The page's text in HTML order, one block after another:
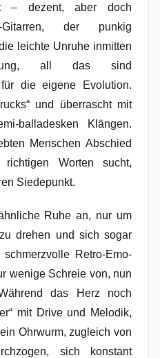
– dezent, aber doch
der punkig
leichte Unruhe inmitten
all das sind
die eigene Evolution.
und überrascht mit
balladesken Klängen.
Menschen Abschied
Worten sucht,
Siedepunkt.
Ruhe an, nur um
drehen und sich sogar
Retro-Emo-
wenige Schreie von, nun
das Herz noch
mit Drive und Melodik,
Ohrwurm, zugleich von
sich konstant